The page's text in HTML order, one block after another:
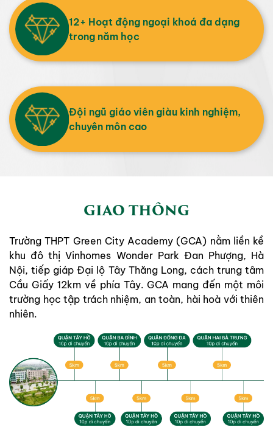
12+ Hoạt động ngoại khoá đa dạng
trong năm học
Đội ngũ giáo viên giàu kinh nghiệm,
chuyên môn cao
GIAO THÔNG
Trường THPT Green City Academy (GCA) nằm liền kề
khu đô thị Vinhomes Wonder Park Đan Phượng, Hà
Nội, tiếp giáp Đại lộ Tây Thăng Long, cách trung tâm
Cầu Giấy 12km về phía Tây. GCA mang đến một môi
trường học tập trách nhiệm, an toàn, hài hoà với thiên
nhiên.